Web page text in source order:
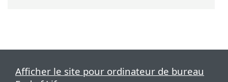
Afficher le site pour ordinateur de bureau